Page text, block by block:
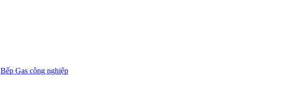
Bếp Gas công nghiệp